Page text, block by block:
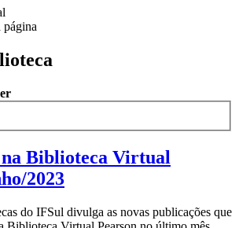
Biblioteca Virtual
2023
do IFSul divulga as novas publicações que